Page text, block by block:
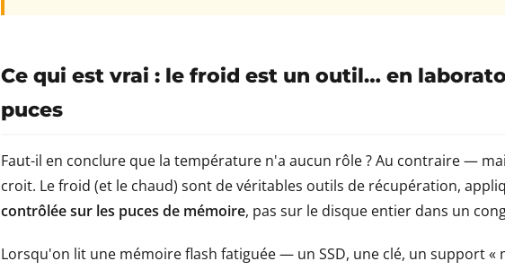
Ce qui est vrai : le froid est un outil… en
puces
Faut-il en conclure que la température n'a aucun rôle ? Au contraire —
croit. Le froid (et le chaud) sont de véritables outils de récupération,
contrôlée sur les puces de mémoire, pas sur le disque entier dans un
Lorsqu'on lit une mémoire flash fatiguée — un SSD, une clé, un support